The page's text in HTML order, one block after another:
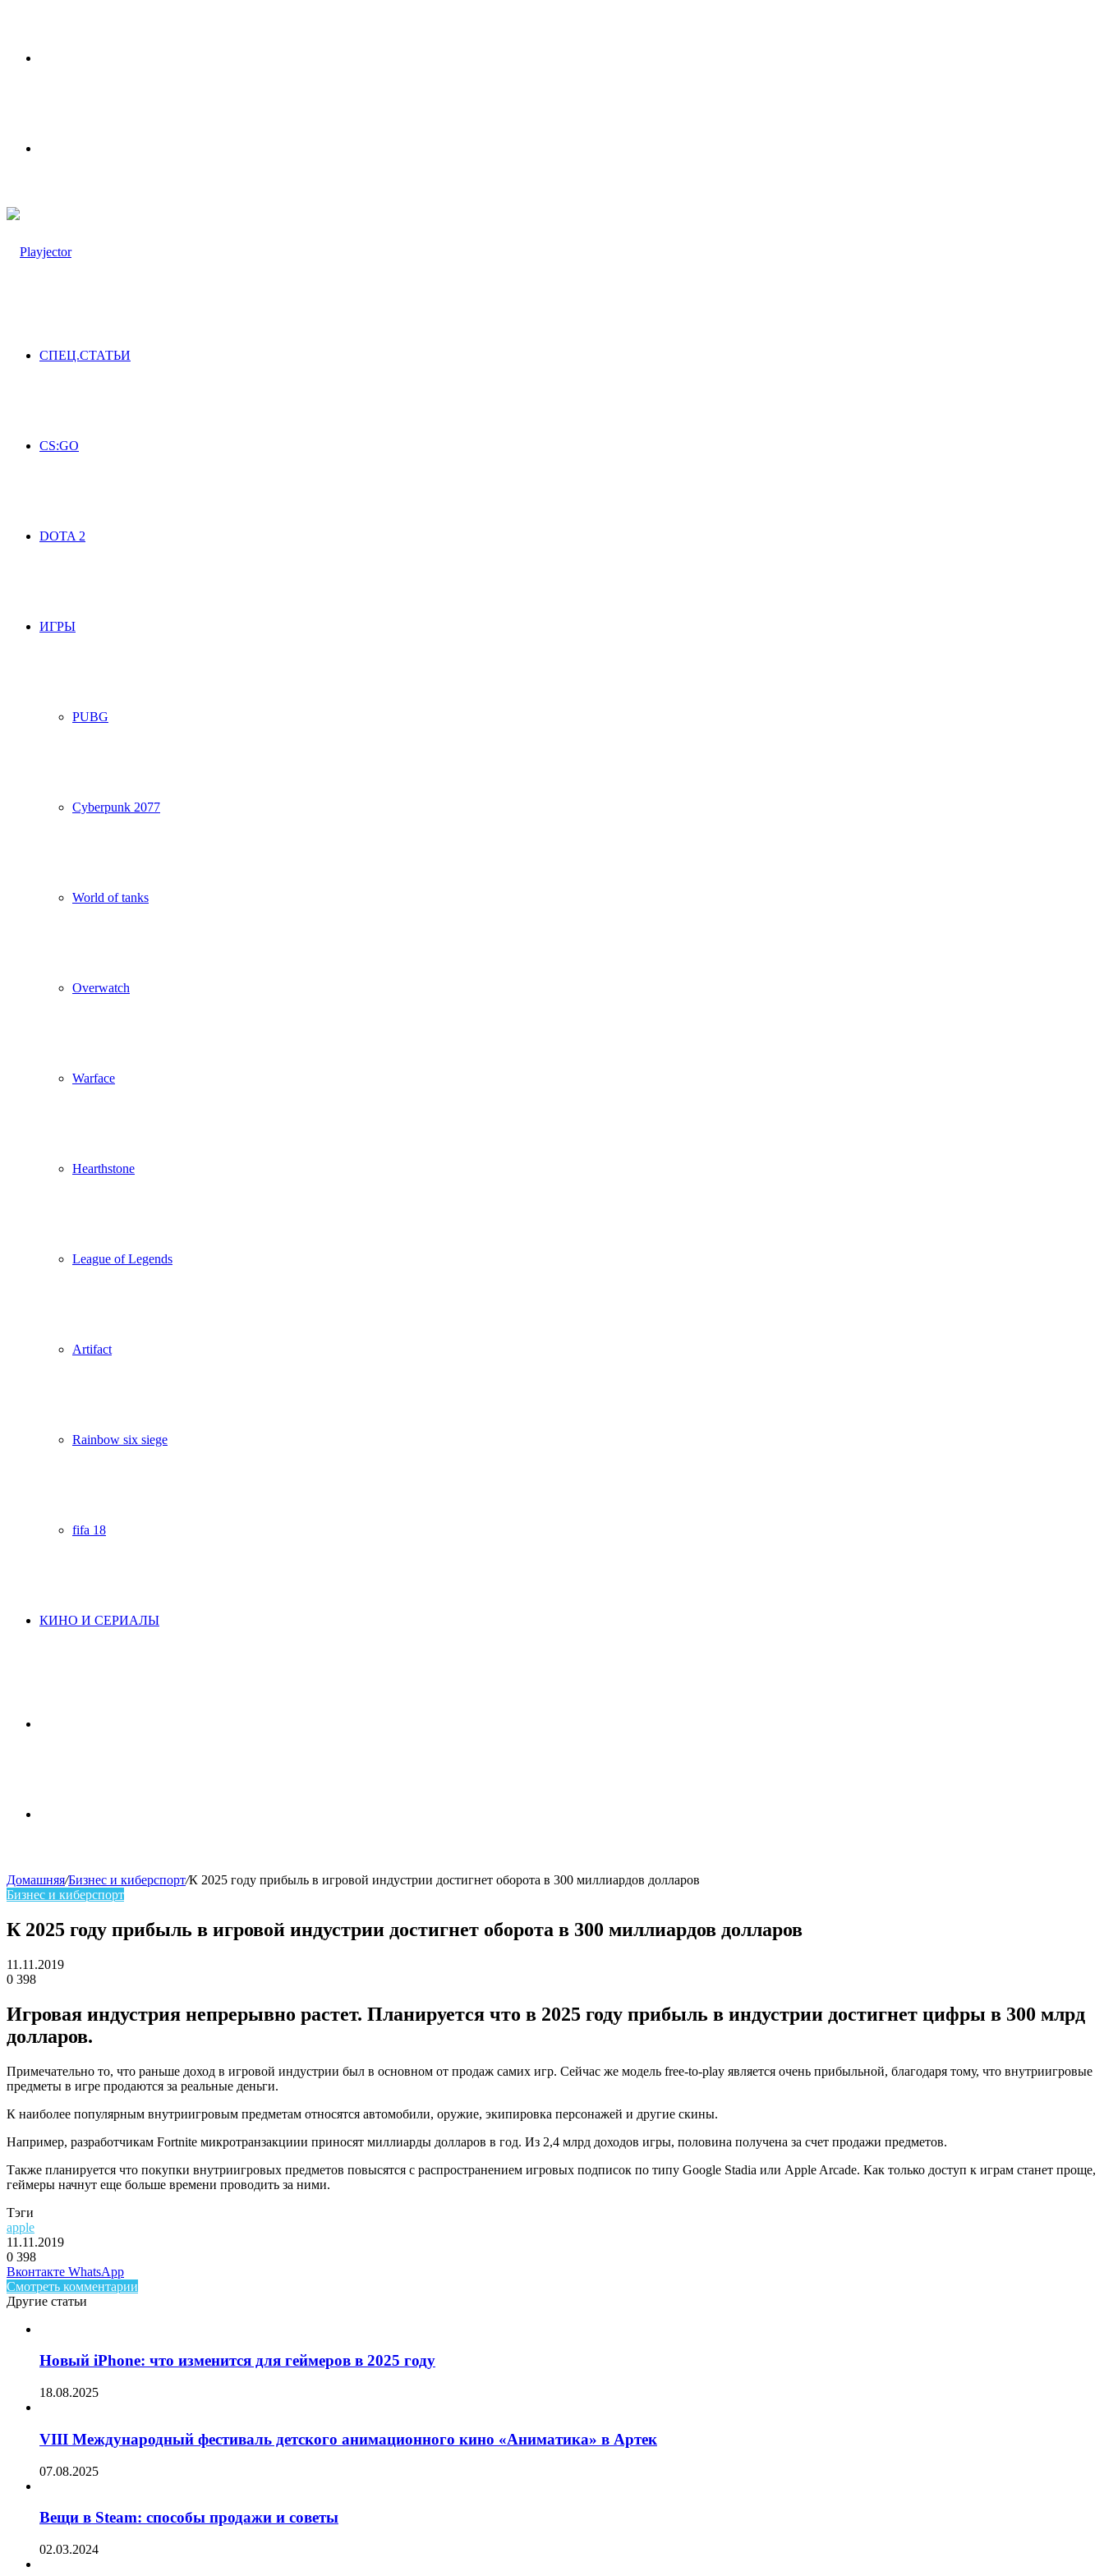
СПЕЦ.СТАТЬИ
CS:GO
DOTA 2
ИГРЫ
PUBG
Cyberpunk 2077
World of tanks
Overwatch
Warface
Hearthstone
League of Legends
Artifact
Rainbow six siege
fifa 18
КИНО И СЕРИАЛЫ
skin
Домашняя/Бизнес и киберспорт/К 2025 году прибыль в игровой индустрии достигнет оборота в 300 миллиардов долларов
Бизнес и киберспорт
К 2025 году прибыль в игровой индустрии достигнет оборота в 300 миллиардов долларов
11.11.2019
0 398
Игровая индустрия непрерывно растет. Планируется что в 2025 году прибыль в индустрии достигнет цифры в 300 млрд
долларов.
Примечательно то, что раньше доход в игровой индустрии был в основном от продаж самих игр. Сейчас же модель free-to-play является очень прибыльной, благодаря тому, что внутриигровые
предметы в игре продаются за реальные деньги.
К наиболее популярным внутриигровым предметам относятся автомобили, оружие, экипировка персонажей и другие скины.
Например, разработчикам Fortnite микротранзакциии приносят миллиарды долларов в год. Из 2,4 млрд доходов игры, половина получена за счет продажи предметов.
Также планируется что покупки внутриигровых предметов повысятся с распространением игровых подписок по типу Google Stadia или Apple Arcade. Как только доступ к играм станет проще,
геймеры начнут еще больше времени проводить за ними.
Тэги
apple
11.11.2019
0 398
Facebook
Twitter
LinkedIn
Вконтакте WhatsAppTelegram
Смотреть комментарии
Другие статьи
Новый iPhone: что изменится для геймеров в 2025 году
18.08.2025
VIII Международный фестиваль детского анимационного кино «Аниматика» в Артек
07.08.2025
Вещи в Steam: способы продажи и советы
02.03.2024